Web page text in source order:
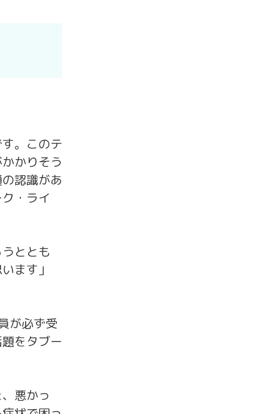
。このテ
かりそう
認識があ
・ライ
ととも
ます」
が必ず受
をタブー
悪かっ